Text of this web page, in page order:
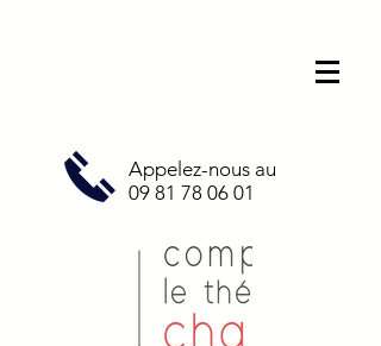
Appelez-nous au
09 81 78 06 01